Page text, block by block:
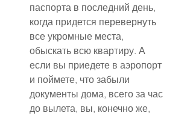
паспорта в последний день,
когда придется перевернуть
все укромные места,
обыскать всю квартиру. А
если вы приедете в аэропорт
и поймете, что забыли
документы дома, всего за час
до вылета, вы, конечно же,